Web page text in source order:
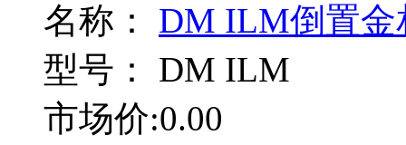
名称： DM ILM倒置
型号： DM ILM
市场价:0.00